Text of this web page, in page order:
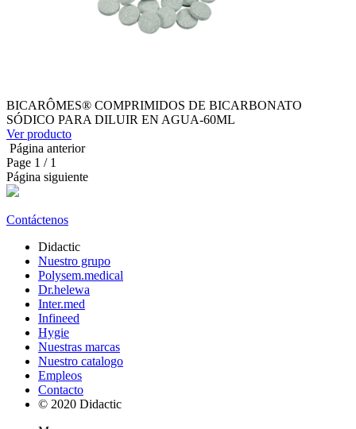
BICARÔMES® COMPRIMIDOS DE BICARBONATO
SÓDICO PARA DILUIR EN AGUA-60ML
Ver producto
Página anterior
Page 1 / 1
Página siguiente
Contáctenos
Didactic
Nuestro grupo
Polysem.medical
Dr.helewa
Inter.med
Infineed
Hygie
Nuestras marcas
Nuestro catalogo
Empleos
Contacto
© 2020 Didactic